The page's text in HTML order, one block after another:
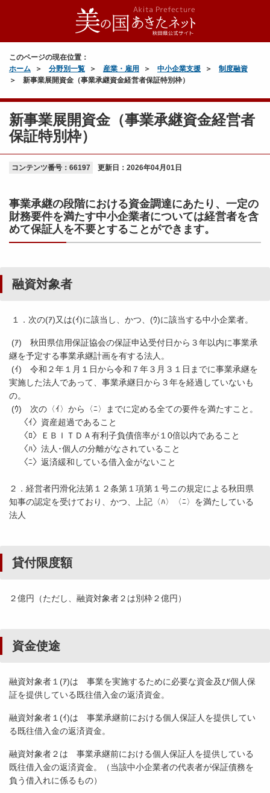
このページの現在位置：
ホーム
分野別一覧 産業・雇用 中小企業支援
制度融資
新事業展開資金（事業承継資金経営者保証特別枠）
新事業展開資金（事業承継資金経営者
保証特別枠）
コンテンツ番号：66197 更新日： 2026年04月01日
事業承継の段階における資金調達にあたり、一定の
財務要件を満たす中小企業者については経営者を含
めて保証人を不要とすることができます。
融資対象者
１．次の(ｱ)又は(ｲ)に該当し、かつ、(ｳ)に該当する中小企業者。
(ｱ) 秋田県信用保証協会の保証申込受付日から３年以内に事業承
継を予定する事業承継計画を有する法人。
(ｲ) 令和２年１月１日から令和７年３月３１日までに事業承継を
実施した法人であって、事業承継日から３年を経過していないも
の。
(ｳ) 次の〈ｲ〉から〈ﾆ〉までに定める全ての要件を満たすこと。
〈ｲ〉資産超過であること
〈ﾛ〉ＥＢＩＴＤＡ有利子負債倍率が１0倍以内であること
〈ﾊ〉法人･個人の分離がなされていること
〈ﾆ〉返済緩和している借入金がないこと
２．経営者円滑化法第１２条第１項第１号ニの規定による秋田県
知事の認定を受けており、かつ、上記〈ﾊ〉〈ﾆ〉を満たしている
法人
貸付限度額
２億円（ただし、融資対象者２は別枠２億円）
資金使途
融資対象者１(ｱ)は 事業を実施するために必要な資金及び個人保
証を提供している既往借入金の返済資金。
融資対象者１(ｲ)は 事業承継前における個人保証人を提供してい
る既往借入金の返済資金。
融資対象者２は 事業承継前における個人保証人を提供している
既往借入金の返済資金。（当該中小企業者の代表者が保証債務を
負う借入れに係るもの）